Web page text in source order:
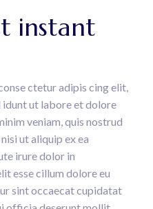
instant
ctetur adipis cing elit,
idunt ut labore et dolore
veniam, quis nostrud
ut aliquip ex ea
irure dolor in
esse cillum dolore eu
sint occaecat cupidatat